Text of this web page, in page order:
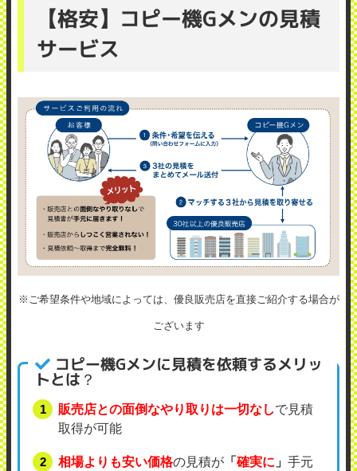
【格安】コピー機Gメンの見積
サービス
※ご希望条件や地域によっては、優良販売店を直接ご紹介する場合が
ございます
コピー機Gメンに見積を依頼するメリッ
トとは？
販売店との面倒なやり取りは一切なしで見積
取得が可能
相場よりも安い価格の見積が 「確実に 」 手元